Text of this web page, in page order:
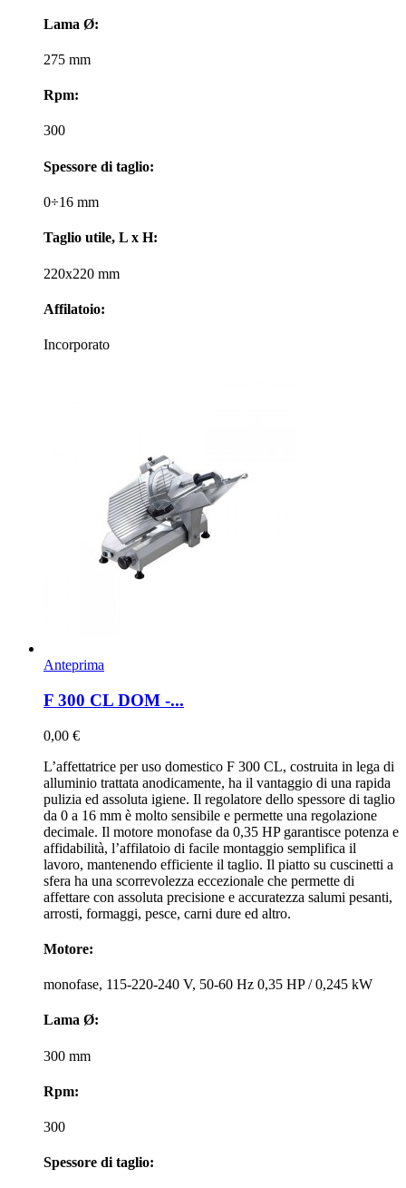
Lama Ø:
275 mm
Rpm:
300
Spessore di taglio:
0÷16 mm
Taglio utile, L x H:
220x220 mm
Affilatoio:
Incorporato
Anteprima
F 300 CL DOM -...
0,00 €
L’affettatrice per uso domestico F 300 CL, costruita in lega di
alluminio trattata anodicamente, ha il vantaggio di una rapida
pulizia ed assoluta igiene. Il regolatore dello spessore di taglio
da 0 a 16 mm è molto sensibile e permette una regolazione
decimale. Il motore monofase da 0,35 HP garantisce potenza e
affidabilità, l’affilatoio di facile montaggio semplifica il
lavoro, mantenendo efficiente il taglio. Il piatto su cuscinetti a
sfera ha una scorrevolezza eccezionale che permette di
affettare con assoluta precisione e accuratezza salumi pesanti,
arrosti, formaggi, pesce, carni dure ed altro.
Motore:
monofase, 115-220-240 V, 50-60 Hz 0,35 HP / 0,245 kW
Lama Ø:
300 mm
Rpm:
300
Spessore di taglio: